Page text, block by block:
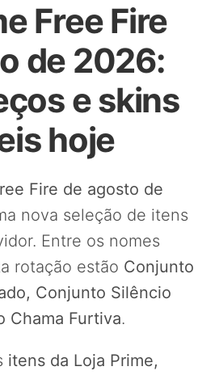
Free Fire
de 2026:
e skins
hoje
Fire de agosto de
nova seleção de itens
Entre os nomes
rotação estão Conjunto
Conjunto Silêncio
Chama Furtiva.
itens da Loja Prime,